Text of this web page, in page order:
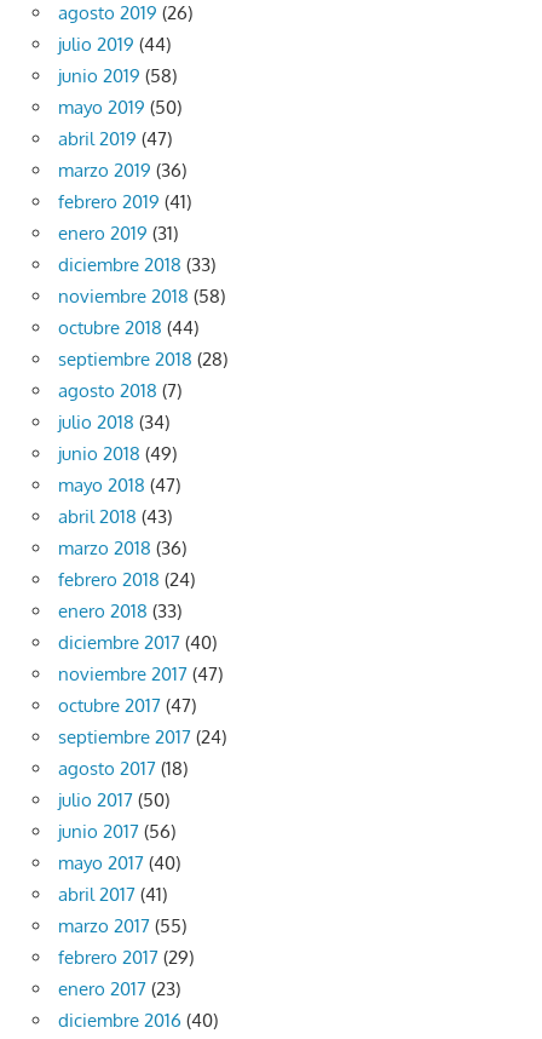
agosto 2019 (26)
julio 2019 (44)
junio 2019 (58)
mayo 2019 (50)
abril 2019 (47)
marzo 2019 (36)
febrero 2019 (41)
enero 2019 (31)
diciembre 2018 (33)
noviembre 2018 (58)
octubre 2018 (44)
septiembre 2018 (28)
agosto 2018 (7)
julio 2018 (34)
junio 2018 (49)
mayo 2018 (47)
abril 2018 (43)
marzo 2018 (36)
febrero 2018 (24)
enero 2018 (33)
diciembre 2017 (40)
noviembre 2017 (47)
octubre 2017 (47)
septiembre 2017 (24)
agosto 2017 (18)
julio 2017 (50)
junio 2017 (56)
mayo 2017 (40)
abril 2017 (41)
marzo 2017 (55)
febrero 2017 (29)
enero 2017 (23)
diciembre 2016 (40)